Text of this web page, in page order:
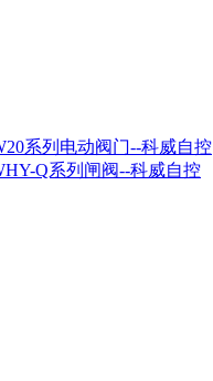
系列电动阀门--科威自控
Q系列闸阀--科威自控